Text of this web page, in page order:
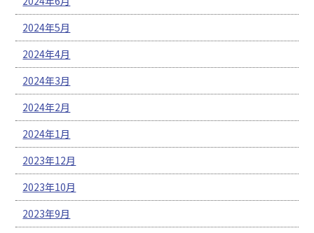
2024年5月
2024年4月
2024年3月
2024年2月
2024年1月
2023年12月
2023年10月
2023年9月